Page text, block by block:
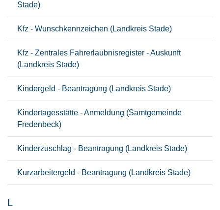
Stade)
Kfz - Wunschkennzeichen (Landkreis Stade)
Kfz - Zentrales Fahrerlaubnisregister - Auskunft
(Landkreis Stade)
Kindergeld - Beantragung (Landkreis Stade)
Kindertagesstätte - Anmeldung (Samtgemeinde
Fredenbeck)
Kinderzuschlag - Beantragung (Landkreis Stade)
Kurzarbeitergeld - Beantragung (Landkreis Stade)
L